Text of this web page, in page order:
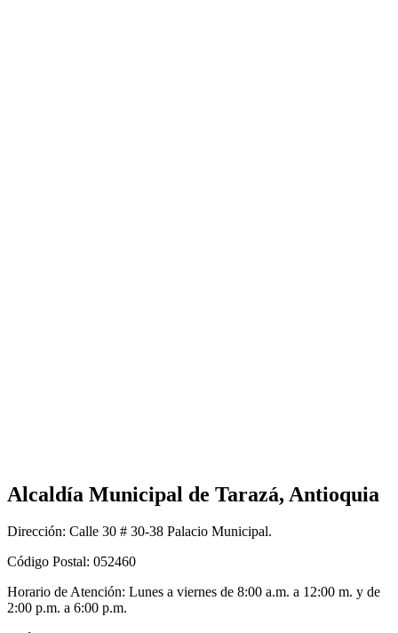
Alcaldía Municipal de Tarazá, Antioquia
Dirección: Calle 30 # 30-38 Palacio Municipal.
Código Postal: 052460
Horario de Atención: Lunes a viernes de 8:00 a.m. a 12:00 m. y de
2:00 p.m. a 6:00 p.m.